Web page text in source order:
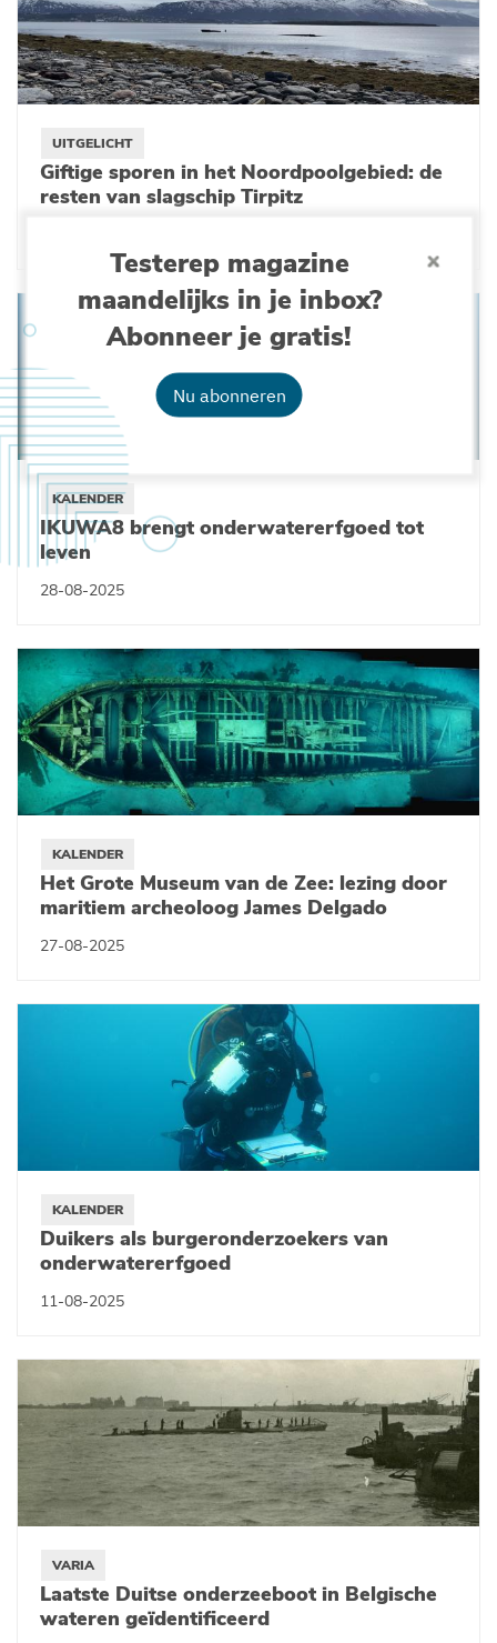
Testerep magazine
maandelijks in je inbox?
Abonneer je gratis!
Nu abonneren
UITGELICHT
Giftige sporen in het Noordpoolgebied: de
resten van slagschip Tirpitz
KALENDER
IKUWA8 brengt onderwatererfgoed tot
leven
28-08-2025
KALENDER
Het Grote Museum van de Zee: lezing door
maritiem archeoloog James Delgado
27-08-2025
KALENDER
Duikers als burgeronderzoekers van
onderwatererfgoed
11-08-2025
VARIA
Laatste Duitse onderzeeboot in Belgische
wateren geïdentificeerd